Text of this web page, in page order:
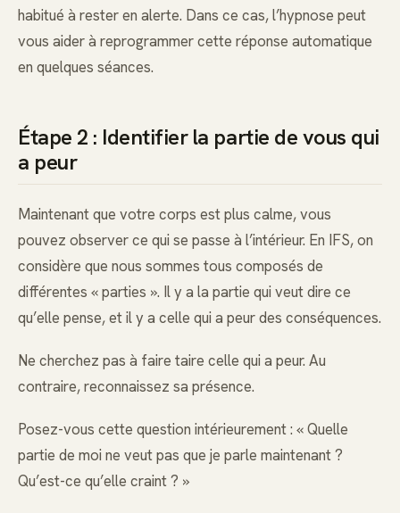
habitué à rester en alerte. Dans ce cas, l’hypnose peut
vous aider à reprogrammer cette réponse automatique
en quelques séances.
Étape 2 : Identifier la partie de vous qui
a peur
Maintenant que votre corps est plus calme, vous
pouvez observer ce qui se passe à l’intérieur. En IFS, on
considère que nous sommes tous composés de
différentes « parties ». Il y a la partie qui veut dire ce
qu’elle pense, et il y a celle qui a peur des conséquences.
Ne cherchez pas à faire taire celle qui a peur. Au
contraire, reconnaissez sa présence.
Posez-vous cette question intérieurement : « Quelle
partie de moi ne veut pas que je parle maintenant ?
Qu’est-ce qu’elle craint ? »